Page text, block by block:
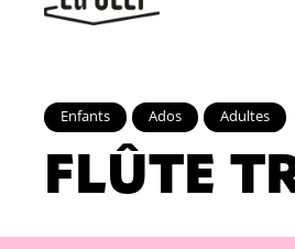
Enfants Ados Adultes
FLÛTE